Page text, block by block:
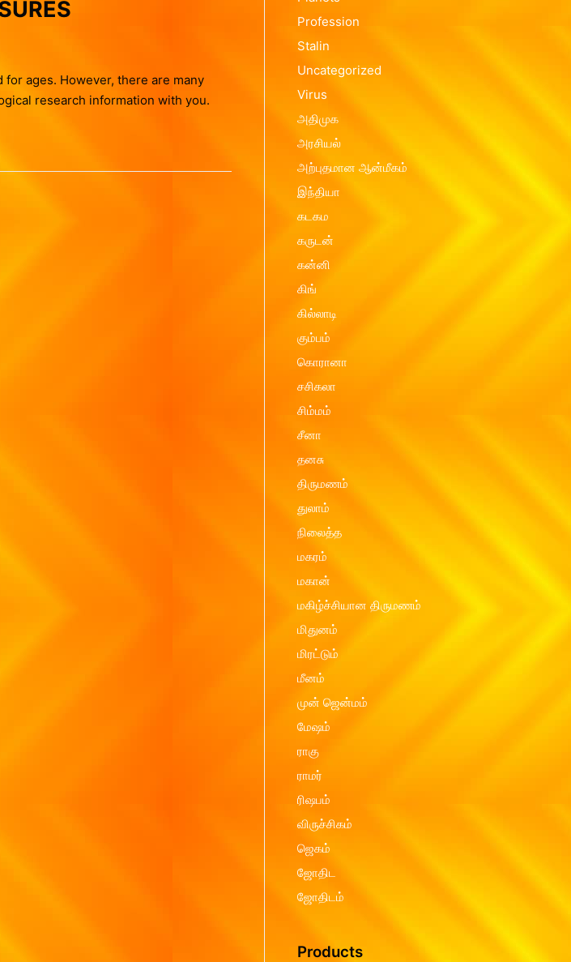
Vasthu Complete Planning
for ages. However, there are many
research information with you.
Profession
Stalin
Uncategorized
Virus
அதிமுக
அரசியல்
அற்புதமான ஆன்மீகம்
இந்தியா
கடகம
கருடன்
கன்னி
கிங்
கில்லாடி
கும்பம்
கொரானா
சசிகலா
சிம்மம்
சீனா
தனசு
திருமணம்
துலாம்
நிலைத்த
மகரம்
மகான்
மகிழ்ச்சியான திருமணம்
மிதுனம்
மிரட்டும்
மீனம்
முன் ஜென்மம்
மேஷம்
ராகு
ராமர்
ரிஷபம்
விருச்சிகம்
ஜெகம்
ஜோதிட
ஜோதிடம்
Products